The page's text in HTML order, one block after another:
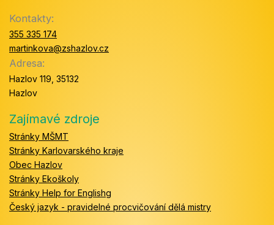
Kontakty:
355 335 174
martinkova@zshazlov.cz
Adresa:
Hazlov 119, 35132
Hazlov
Zajímavé zdroje
Stránky MŠMT
Stránky Karlovarského kraje
Obec Hazlov
Stránky Ekoškoly
Stránky Help for Englishg
Český jazyk - pravidelné procvičování dělá mistry